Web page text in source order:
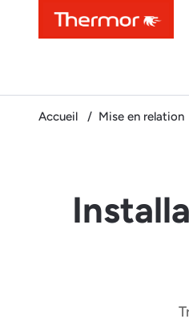
ContenuMenu
Accueil Mise en relation